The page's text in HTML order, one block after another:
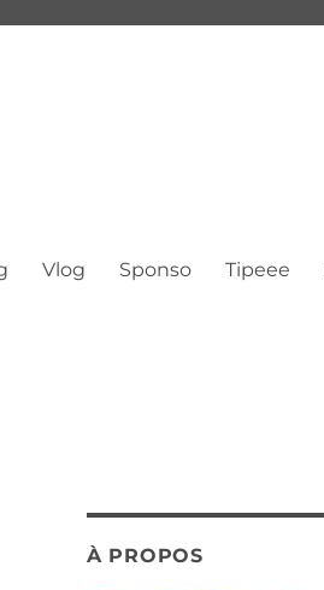
Vlog Sponso Tipeee
À PROPOS